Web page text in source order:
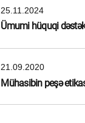
25.11.2024
Ümumi hüquqi
21.09.2020
Mühasibin peşə